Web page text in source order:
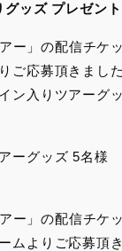
グッズ プレゼン
ー」の配信チケ
ご応募頂きまし
ン入りツアーグ
ーグッズ 5名様
ー」の配信チケ
ムよりご応募頂